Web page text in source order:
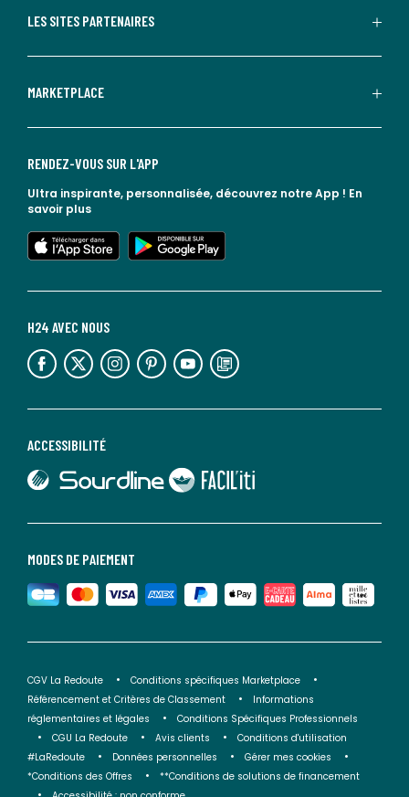
LES SITES PARTENAIRES
MARKETPLACE
MODES DE PAIEMENT
ACCESSIBILITÉ
lien vers Sourdline
lien vers Faciliti
H24 AVEC NOUS
lien vers l'espace réseaux sociaux lien vers l'espace réseaux sociaux lien vers l'espace réseaux sociaux lien vers l'espace réseaux sociaux lien vers l'espace réseaux sociaux lien vers le blog la redoute
RENDEZ-VOUS SUR L'APP
Ultra inspirante, personnalisée, découvrez notre App ! En
savoir plus
lien vers l'app store
lien vers google play
CGV La Redoute
Conditions spécifiques Marketplace
Référencement et Critères de Classement
Informations
réglementaires et légales
Conditions Spécifiques Professionnels
CGU La Redoute
Avis clients
Conditions d'utilisation
#LaRedoute
Données personnelles
Gérer mes cookies
*Conditions des Offres
**Conditions de solutions de financement